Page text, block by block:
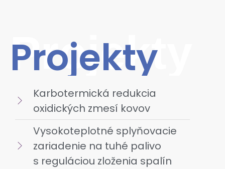
Projekty
Projekty
Karbotermická redukcia
oxidických zmesí kovov
Vysokoteplotné splyňovacie
zariadenie na tuhé palivo
s reguláciou zloženia spalín